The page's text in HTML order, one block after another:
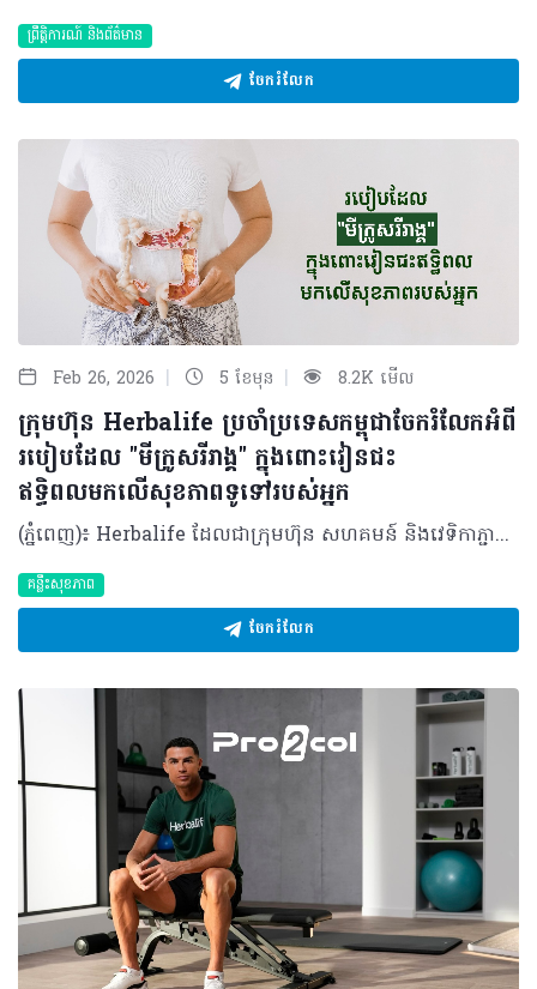
ព្រឹត្តិការណ៍ និងព័ត៌មាន
ចែករំលែក
Feb 26, 2026 | 5 ខែមុន | 8.2K មើល
ក្រុមហ៊ុន Herbalife ប្រចាំប្រទេសកម្ពុជាចែករំលែកអំពី
របៀបដែល "មីក្រូសរីរាង្គ" ក្នុងពោះវៀនជះ
ឥទ្ធិពលមកលើសុខភាពទូទៅរបស់អ្នក
(ភ្នំពេញ)៖ Herbalife ដែលជាក្រុមហ៊ុន សហគមន៍ និងវេទិកាភ្ជាប់ទំនាក់ទំនងលំដាប់ថ្នាក់ពិភពលោក ផ្នែកសុខភាព និងសុខុមាលភាពបានចែករំលែកអំពីរបៀបដែល "មីក្រូសរីរាង្គ" ក្នុងពោះវៀនជះឥទ្ធិពលមកលើសុខភាពទូទៅរបស់យើង ។ មានមនុស្សតិចណាស់ដែលដឹងថា រាងកាយរបស់យើងមិនមែនផ្សំឡើងទាំងស្រុងដោយកោសិកាតែម្យ៉ាងនោះទេ។ មីក្រូសរីរាង្គរាប់លានរស់នៅក្នុងពោះវៀនរបស់យើង ហើយចំនួនរបស់ពួកវា លើសពីចំនួនសរុបនៃកោសិកាផ្ទាល់ខ្លួនរបស់យើងទៅទៀត។ ប្រព័ន្ធអេកូឡូស៊ីខ្នាតតូចនេះ ដែលមានបាក់តេរី វីរុស មេរោគផ្សិត និងប្រូតូហ្សូអា ត្រូវបានអ្នកវិទ្យាសាស្ត្រហៅថា "ហ្សែនទីពីរ" ហើយវាជះឥទ្ធិពលយ៉ាងស្ងប់ស្ងាត់ដល់ការរំលាយអាហារ ប្រព័ន្ធភាពស៊ាំ អារម្មណ៍ និងសូម្បីតែមុខងារនៃការយល់ដឹងរបស់យើង។ បាក់តេរីក្នុងពោះវៀន (Gut microbiota) មិនមែនគ្រាន់តែជា "អ្នកដំណើរឆ្លងកាត់" ធម្មតានោះទេ ប៉ុន្តែគឺជាដៃគូរួមរស់ដែលបានវិវត្តន៍មកជាមួយមនុស្សអស់រាប់លានឆ្នាំមកហើយ។ នៅក្នុងពោះវៀនរបស់មនុស្សពេញវ័យដែលមានសុខភាពល្អ មានបាក់តេរីច្រើនជាង ១,០០០ ប្រភេទ ដែលមានទម្ងន់សរុបពី ១ ទៅ ២ គីឡូក្រាម ដែលស្មើនឹងទម្ងន់នៃថ្លើមមួយ។ មីក្រូសរីរាង្គទាំងនេះមានអន្តរកម្មជាមួយយើងតាមបណ្តាញដ៏ស្មុគស្មាញ៖ • ពួកវាជួយបំបែកជាតិសរសៃដែលពិបាករំលាយ និងបង្កើតអាស៊ីតខ្លាញ់ខ្សែខ្លី (ដូចជា Butyrate) ដើម្បីផ្តល់ថាមពលដល់កោសិកាពោះវៀន។ • សំយោគសារធាតុចិញ្ចឹម វីតាមីន K និងវីតាមីនក្រុម B។ • បង្ហាត់ប្រព័ន្ធភាពស៊ាំរបស់យើងឱ្យចេះបែងចែករវាងមិត្តនិងសត្រូវ។ • ចូលរួមក្នុងកិច្ចការគ្រប់គ្រងការរំលាយអាហារ (Metabolism) និងការឆ្លើយតបនឹងការរលាក។ ក្នុងរយៈពេលប៉ុន្មានឆ្នាំចុងក្រោយនេះ អ្នកវិទ្យាសាស្ត្របានរកឃើញថា ឥទ្ធិពលនៃបាក់តេរីក្នុងពោះវៀនមានវិសាលភាពលើសពីប្រព័ន្ធរំលាយអាហារទៅទៀត។ តាមរយៈ "Gut-brain axis" ប្រព័ន្ធទំនាក់ទំនងទ្វេទិសនេះអនុញ្ញាតឱ្យមីក្រូសរីរាង្គផលិតសារធាតុសរសៃប្រសាទដូចជា serotonin (ប្រហែល ៩០% ត្រូវបានផលិតនៅក្នុងពោះវៀន), dopamine និង GABA ដែលជះឥទ្ធិពលដោយផ្ទាល់ដល់ការឆ្លើយតបនៃអារម្មណ៍ និងភាពតានតឹង។ ការសិក្សាមួយដែលបានចុះផ្សាយក្នុងទស្សនាវដ្តី Nature Microbiology បានផ្សារភ្ជាប់សមាសភាពជាក់លាក់នៃពោះវៀនទៅនឹងហានិភ័យនៃជំងឺធ្លាក់ទឹកចិត្ត។ ការសិក្សាមួយទៀតក៏បានរកឃើញថា បាក់តេរីក្នុងពោះវៀនរបស់អ្នកជំងឺ Parkinson មានភាពខុសគ្នាខ្លាំងពីមនុស្សដែលមានសុខភាពល្អ ដែលនេះបង្ហាញថាពោះវៀនអាចជាចំណុចចាប់ផ្តើមមួយនៃជំងឺប្រព័ន្ធសរសៃប្រសាទនេះ។ ទោះជាយ៉ាងណាក៏ដោយ ប្រព័ន្ធអេកូឡូស៊ីដ៏តូចឆ្មានេះគឺងាយរងគ្រោះណាស់។មានកត្តាជាច្រើនដែលរបៀបរស់នៅក្នុងសម័យទំនើបនេះអាចបណ្តាលឱ្យមានអតុល្យភាពបាក់តេរី (ហៅតាមវេជ្ជសាស្ត្រថា Dysbiosis)៖ • របបអាហារ៖ របបអាហារបែបលោកខាងលិចដែលមានជាតិស្ករ និងខ្លាញ់ខ្ពស់ បានកាត់បន្ថយការទទួលទានជាតិសរសៃដែលចាំបាច់សម្រាប់បាក់តេរីមានប្រយោជន៍។ • ការប្រើប្រាស់ថ្នាំផ្សះហួសកម្រិត៖ ថ្នាំផ្សះដែលមានប្រសិទ្ធភាពខ្លាំងនិងទូលំទូលាយនឹងបោសសម្អាតមីក្រូសរីរាង្គយ៉ាងច្រើនដោយមិនរើសមុខនោះឡើយ។ • សម្ពាធផ្លូវចិត្តរ៉ាំរ៉ៃ៖ ស្ថានភាពស្ត្រេសបន្តបន្ទាប់ផ្លាស់ប្តូរការជ្រាបនៃពោះវៀន និងសមាសធាតុបាក់តេរី។ • ការគេងមិនគ្រប់គ្រាន់៖ រំខានដល់ចង្វាក់ជីវសាស្រ្ត (Circadian rhythm) និងប៉ះពាល់ដល់វដ្តមេតាប៉ូលីសនៃបាក់តេរី។ • ការធ្វើអនាម័យលើសកម្រិត៖ កាត់បន្ថយឱកាសសម្រាប់ការទាក់ទងជាមួយជាមួយមីក្រូសរីរាង្គចម្រុះដទៃទៀតនៅក្នុងបរិស្ថាន។ ផលប៉ះពាល់លើសុខភាព និងការថែទាំ អតុល្យភាពបាក់តេរី​ (Dysbiosis) នេះមានទំនាក់ទំនងយ៉ាងជិតស្និទ្ធជាមួយជំងឺជាច្រើន។ ជំងឺប្រព័ន្ធរំលាយអាហារដូចជា ជំងឺរលាកពោះវៀន និងរោគសញ្ញាពោះវៀនដែលងាយរងរំញោច (IBS) មានទំនាក់ទំនងនឹងការប្រែប្រួលបាក់តេរីជាក់លាក់។ មនុស្សដែលធាត់លើសទម្ងន់ជាទូទៅមានភាពចម្រុះនៃបាក់តេរីក្នុងពោះវៀនទាប ហើយផ្ទុយទៅវិញមានប្រសិទ្ធភាពក្នុងការស្រូបយកថាមពលខ្ពស់ជាង។ សូម្បីតែជំងឺប្រព័ន្ធភាពស៊ាំប្រឆាំងខ្លួនឯង ជំងឺអាលែហ្សី និងសូម្បីតែសុខភាពសរសៃឈាមបេះដូង ក៏អាចរងឥទ្ធិពលពីបាក់តេរីទាំងនេះដែរ ។ ដូច្នោះតើយើងគួរថែរក្សា "ប្រព័ន្ធអេកូឡូស៊ីដ៏តូចឆ្មា" នេះដោយរបៀបណា? 1. របបអាហារចម្រុះគឺជាមូលដ្ឋានគ្រឹះ៖ មីក្រូសរីរាង្គផ្សេងៗគ្នាចូលចិត្តអាហារខុសៗគ្នា ដូច្នេះភាពចម្រុះនៃរបបអាហារគឺជាគន្លឹះក្នុងការរក្សាភាពចម្រុះនៃបាក់តេរី។ បន្លែ ផ្លែឈើ គ្រាប់ធញ្ញជាតិ និងសណ្តែកដែលសម្បូរជាតិសរសៃគឺជា "ប្រេងឥន្ធនៈ" សម្រាប់បាក់តេរីមានប្រយោជន៍ ។ អាហារផ្អាប់ដូចជា យ៉ាអួ បន្លែផ្អាប់ និងតែ Kombucha សម្បូរទៅដោយប្រូបាយអូទិក (Probiotics) សកម្ម។ សារធាតុ Polyphenols (ដែលមានក្នុងផ្លែប៊ឺរី តែ និងសូកូឡាខ្មៅ) ក៏មានប្រសិទ្ធភាពជាប្រេបាយអូទិក (Prebiotics) ផងដែរដែលដើរតួជាស្បៀងសម្រាប់ជួយទ្រទ្រង់ដល់បាក់តេរីល្អៗដែលមានស្រាប់នៅក្នុងខ្លួន។ 2. ប្រើប្រាស់ថ្នាំផ្សះដោយឈ្លាសវៃ៖ អនុវត្តតាមការណែនាំរបស់គ្រូពេទ្យឱ្យបានពេញលេញ និងជៀសវាងការប្រើប្រាស់ដែលមិនចាំបាច់។ 3. គ្រប់គ្រងសម្ពាធផ្លូវចិត្ត និងការគេង៖ ការធ្វើសមាធិ ការហាត់ប្រាណបានទៀងទាត់ និងការរក្សាកាលវិភាគចូលដំណេកឱ្យទៀងទាត់ សុទ្ធតែជួយរក្សាសុខភាពពោះវៀនរបស់អ្នក។ 4. ធម្មជាតិ៖ ចេញទៅក្រៅផ្ទះខ្លះដើម្បីជួយឱ្យមានអន្តរកម្មរវាងអតិសុខមប្រាណចម្រុះក្នុងបរិស្ថាន ដែលអាចមានប្រយោជន៍ដល់​ការលូតលាស់នៃប្រព័ន្ធភាពស៊ាំ និងភាពចម្រុះនៃបាក់តេរីក្នុងខ្លួនយើងបាន។ ការប្រើប្រាស់អាហារបំប៉ន អាហារជួយចិញ្ចឹមប្រព័ន្ធអេកូឡូស៊ីខាងក្នុងខ្លួនរបស់យើង ក៏ប៉ុន្តែមនុស្សនៅក្នុងយុគសម័យថ្មីនេះ ជាទូទៅខ្វះការទទួលទានជាតិសរសៃ។ កត្តានានាដូចជាជីវិតដ៏មមាញឹក ប្រញ៉ាប់ប្រញាល់ របបអាហារគ្មានតុល្យភាព និងការថមថយនូវសកម្មភាពក្រៅផ្ទះ ធ្វើឱ្យរបបអាហារប្រចាំថ្ងៃតែមួយមុខពិបាកឆ្លើយតបទៅនឹងតម្រូវការរាងកាយជាក់ស្តែង។ អាហារបំប៉ន "ប្រូបាយអូទិក​ (Probiotic)" អាចចូលទៅក្នុងពោះវៀនដោយផ្ទាល់ដើម្បីបំពេញបន្ថែមបាក់តេរីមានប្រយោជន៍។ចំណែក "ប្រេបាយអូទិក (Prebiotics)" (ជាចម្បងគឺជាតិសរសៃរលាយ) គឺមានលក្ខណៈទូទៅជាង ដោយវាផ្តល់អាហារូបត្ថម្ភដល់បាក់តេរីមានប្រយោជន៍ដែលមានស្រាប់។ ទឹកប្រទាលកន្ទុយក្រពើជួយសម្រួលបរិស្ថានក្នុងក្នុងពោះវៀនៗ និងជួយជម្រុញការរីកលូតលាស់នៃប្រូបាយអូទិក។ ការរួមបញ្ចូលគ្នានេះរួមគ្នាបង្កើតបរិស្ថានអេកូឡូស៊ី ដែលកាន់តែអំណោយផលដល់ការលូតលាស់នៃមីក្រូសរីរាង្គចម្រុះ ដោយហេតុនេះបង្កើនតុល្យភាព និងភាពធន់នៃមីក្រូជីវសាស្ត្រពោះវៀន ដែលជះឥទ្ធិពលជាវិជ្ជមានដល់សុខភាព និងភាពស៊ាំទាំងមូល។ សរុបមក ស្នូលនៃសុខភាពពោះវៀនគឺសុខភាពរបស់បាក់តេរី ហើយការរក្សាតុល្យភាពនៃប្រព័ន្ធអេកូឡូស៊ីមីក្រូសរីរាង្គ គឺជាការវិនិយោគដ៏សំខាន់បំផុតមួយដែលយើងអាចធ្វើបានសម្រាប់សុខភាពខ្លួនឯង។ ការរក្សាបាក់តេរីក្នុងពោះវៀនឱ្យបានល្អ ស្មើរនឹងការស្រឡាញ់ខ្លួនឯង។ អំពីក្រុមហ៊ុន Herbalife ក្រុមហ៊ុន Herbalife (NYSE: HLF) គឺជាក្រុមហ៊ុនសុខភាព និងសុខុមាលភាពឈានមុខគេ និងជាសហគមន៍ដែលកំពុងផ្លាស់ប្តូរជីវិតរបស់មនុស្សជាមួយនឹងផលិតផលអាហារូបត្ថម្ភដ៏អស្ចារ្យ និងជាឱកាសអាជីវកម្មសម្រាប់អ្នកសមាជិកឯករាជ្យរបស់ខ្លួនចាប់តាំងពីឆ្នាំ 1980។ ក្រុមហ៊ុនផ្តល់ជូននូវផលិតផលដែលគាំទ្រដោយវិទ្យាសាស្រ្តដល់អ្នកប្រើប្រាស់នៅក្នុងទីផ្សារជាង 90។ តាមរយៈសមាជិកឯករាជ្យដែលផ្តល់ជូននូវការបណ្តុះបណ្តាលមួយទល់មួយ និងផ្តល់ការគាំទ្រសហគមន៍ដោយបំផុសគំនិតឱ្យអតិថិជនប្រកាន់ខ្ជាប់នូវរបៀបរស់នៅដែលមានភាពសកម្ម។
គន្លឹះសុខភាព
ចែករំលែក